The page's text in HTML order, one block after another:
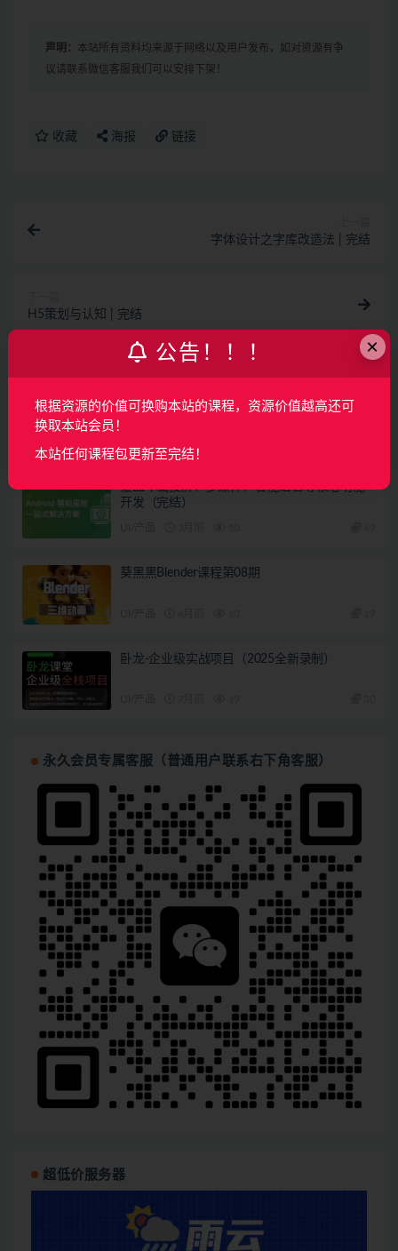
声明： 本站所有资料均来源于网络以及用户发布，如对资源有争
议请联系微信客服我们可以安排下架！
收藏 海报 链接
字体设计之字库改造法 | 完结
H5策划与认知 | 完结
AI产品经理特训营（完结）
覆盖车载投屏、多媒体、智能语音等核心功能
开发（完结）
葵黑黑Blender课程第08期
卧龙-企业级实战项目（2025全新录制）
永久会员专属客服（普通用户联系右下角客服）
超低价服务器
×
公告！！！
根据资源的价值可换购本站的课程，资源价值越高还可
换取本站会员！
本站任何课程包更新至完结！